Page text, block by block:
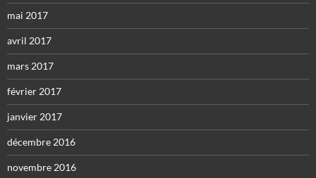
mai 2017
avril 2017
mars 2017
février 2017
janvier 2017
décembre 2016
novembre 2016